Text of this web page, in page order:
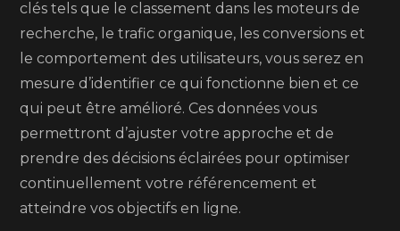
clés tels que le classement dans les moteurs de
recherche, le trafic organique, les conversions et
le comportement des utilisateurs, vous serez en
mesure d’identifier ce qui fonctionne bien et ce
qui peut être amélioré. Ces données vous
permettront d’ajuster votre approche et de
prendre des décisions éclairées pour optimiser
continuellement votre référencement et
atteindre vos objectifs en ligne.